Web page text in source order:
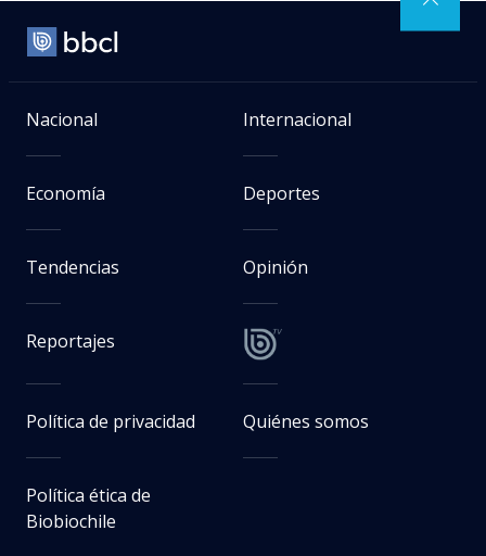
Nacional Internacional
Economía Deportes
Tendencias Opinión
Reportajes
Política de privacidad Quiénes somos
Política ética de
Biobiochile